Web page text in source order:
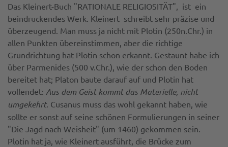
Das Kleinert-Buch "RATIONALE RELIGIOSITÄT", ist ein
beindruckendes Werk. Kleinert schreibt sehr präzise und
überzeugend. Man muss ja nicht mit Plotin (250n.Chr.) in
allen Punkten übereinstimmen, aber die richtige
Grundrichtung hat Plotin schon erkannt. Gestaunt habe ich
über Parmenides (500 v.Chr.), wie der schon den Boden
bereitet hat; Platon baute darauf auf und Plotin hat
vollendet: Aus dem Geist kommt das Materielle, nicht
umgekehrt. Cusanus muss das wohl gekannt haben, wie
sollte er sonst auf seine schönen Formulierungen in seiner
"Die Jagd nach Weisheit" (um 1460) gekommen sein.
Plotin hat ja, wie Kleinert ausführt, die Brücke zum